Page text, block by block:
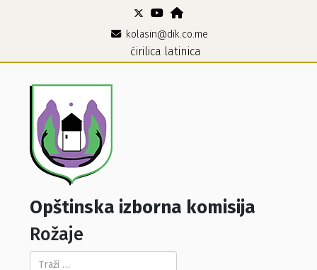
kolasin@dik.co.me
ćirilica latinica
Opštinska izborna komisija
Rožaje
Pretraga...